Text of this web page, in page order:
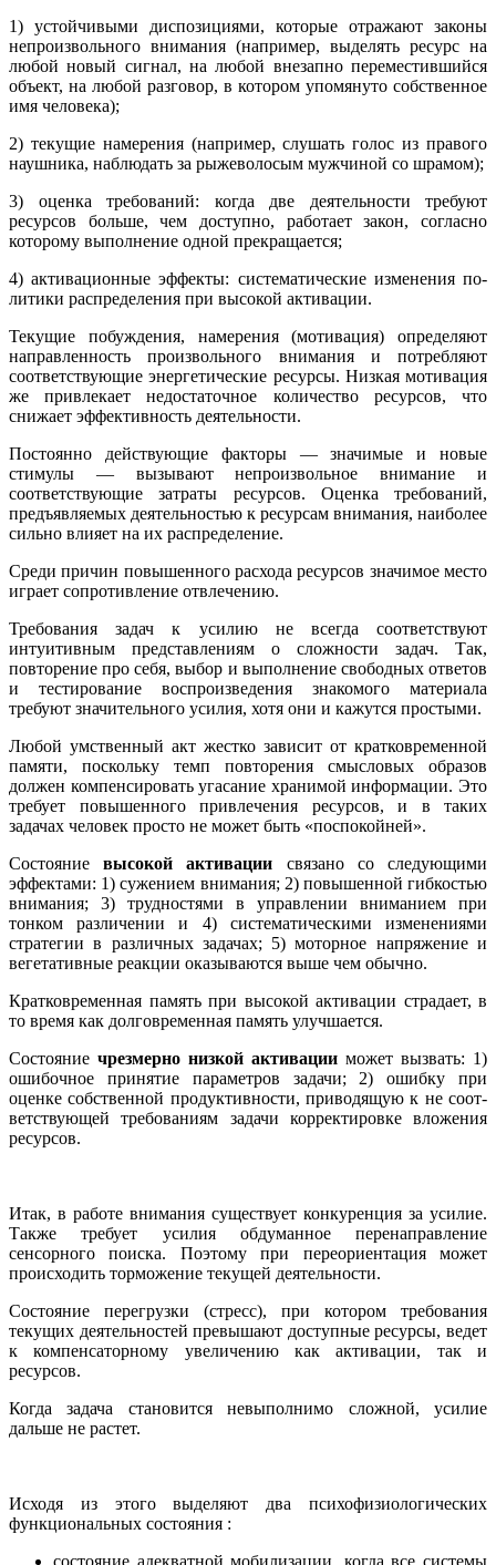
1) устойчи­выми диспозициями, которые отражают законы
непроизвольного внимания (например, выделять ресурс на
любой новый сигнал, на любой внезапно переместившийся
объект, на любой разговор, в котором упомянуто собственное
имя человека);
2) текущие намере­ния (например, слушать голос из правого
наушника, наблюдать за рыжеволосым мужчиной со шрамом);
3) оценка требований: когда две деятельности требуют
ресурсов больше, чем доступно, работает закон, согласно
которому выполнение одной прекращается;
4) активационные эффекты: систематические изменения по­
литики распределения при высокой активации.
Текущие побуждения, намерения (мотивация) определяют
направленность произвольного внимания и потребля­ют
соответствующие энергетические ресурсы. Низкая мотивация
же привлекает недостаточное количество ресурсов, что
снижает эффективность деятельности.
Постоянно действу­ющие факторы — значимые и новые
стимулы — вызывают непроизвольное внимание и
соответствующие затраты ресурсов. Оценка требований,
предъявляемых деятельностью к ресурсам внимания, наиболее
сильно влияет на их распределение.
Среди причин повышенного расхода ресурсов значимое место
играет сопротивление отвлечению.
Тре­бования задач к усилию не всегда соответствуют
интуитивным пред­ставлениям о сложности задач. Так,
повторение про себя, выбор и выполнение свободных ответов
и тестирование воспроизведения знакомого материала
требуют значительного усилия, хотя они и ка­жутся простыми.
Любой умственный акт жестко зависит от кратковременной
памяти, поскольку темп повторения смысловых образов
должен компенсировать угасание хранимой информации. Это
требует повышенного привлечения ресурсов, и в таких
задачах человек просто не может быть «поспокойней».
Состояниевысокой активации связано со следующими
эффектами: 1) сужением внимания; 2) повышенной гибкостью
внимания; 3) трудностями в управлении вниманием при
тонком различении и 4) систематическими изменениями
стратегии в раз­личных задачах; 5) моторное напряжение и
вегетативные реакции оказываются выше чем обычно.
Кратковременная память при высокой активации страдает, в
то время как долговременная память улучшается.
Состояние чрезмерно низкой активации может вызвать: 1)
ошибочное принятие параметров задачи; 2) ошибку при
оценке собственной продуктивности, приводящую к не соот­
ветствующей требованиям задачи корректировке вложения
ресур­сов.
Итак, в работе внимания существует конкуренция за усилие.
Также требует усилия обдуманное перенаправление
сенсорного поиска. Поэтому при переориентация может
происходить торможение текущей деятельности.
Состояние перегрузки (стресс), при котором требования
текущих деятельностей превышают доступные ресурсы, ведет
к компенсаторному увеличению как активации, так и
ресурсов.
Когда задача становится невыполнимо сложной, усилие
дальше не растет.
Исходя из этого выделяют два психофизиологических
функциональных состояния :